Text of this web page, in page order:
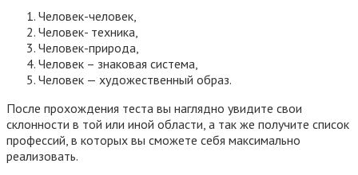
Человек-человек,
Человек- техника,
Человек-природа,
Человек – знаковая система,
Человек — художественный образ.
После прохождения теста вы наглядно увидите свои
склонности в той или иной области, а так же получите список
профессий, в которых вы сможете себя максимально
реализовать.